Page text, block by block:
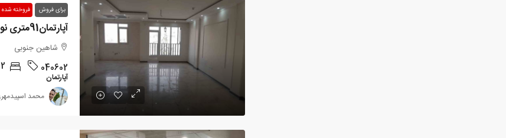
برای فروش فروخته شده
آپارتمان91متری نوساز شاهین جنوبی
شاهین جنوبی
040602
2
آپارتمان
محمد اسپیدمهر